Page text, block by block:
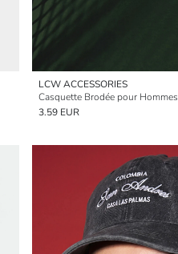
LCW ACCESSORIES
Casquette Brodée pour Hommes
3.59 EUR